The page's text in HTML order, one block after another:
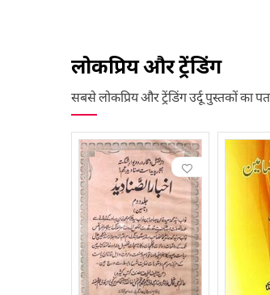
लोकप्रिय और ट्रेंडिंग
सबसे लोकप्रिय और ट्रेंडिंग उर्दू पुस्तकों का